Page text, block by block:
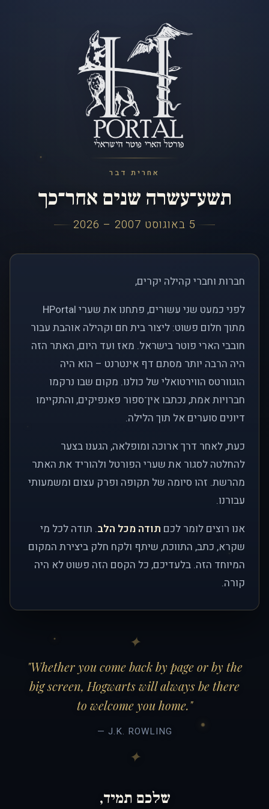
אחרית דבר
תשע־עשרה שנים אחר־כך
5 באוגוסט 2007 – 2026
חברות וחברי קהילה יקרים,
לפני כמעט שני עשורים, פתחנו את שערי HPortal
מתוך חלום פשוט: ליצור בית חם וקהילה אוהבת עבור
חובבי הארי פוטר בישראל. מאז ועד היום, האתר הזה
היה הרבה יותר מסתם דף אינטרנט – הוא היה
הוגוורטס הווירטואלי של כולנו. מקום שבו נרקמו
חברויות אמת, נכתבו אין־ספור פאנפיקים, והתקיימו
דיונים סוערים אל תוך הלילה.
כעת, לאחר דרך ארוכה ומופלאה, הגענו בצער
להחלטה לסגור את שערי הפורטל ולהוריד את האתר
מהרשת. זהו סיומה של תקופה ופרק עצום ומשמעותי
עבורנו.
אנו רוצים לומר לכם תודה מכל הלב. תודה לכל מי
שקרא, כתב, התווכח, שיתף ולקח חלק ביצירת המקום
המיוחד הזה. בלעדיכם, כל הקסם הזה פשוט לא היה
קורה.
"Whether you come back by page or by the
big screen, Hogwarts will always be there
to welcome you home."
— J.K. ROWLING
שלכם תמיד,